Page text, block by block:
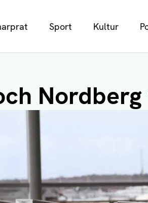
Sport Kultur